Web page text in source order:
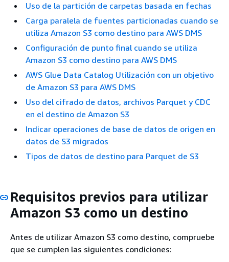
Uso de la partición de carpetas basada en fechas
Carga paralela de fuentes particionadas cuando se
utiliza Amazon S3 como destino para AWS DMS
Configuración de punto final cuando se utiliza
Amazon S3 como destino para AWS DMS
AWS Glue Data Catalog Utilización con un objetivo
de Amazon S3 para AWS DMS
Uso del cifrado de datos, archivos Parquet y CDC
en el destino de Amazon S3
Indicar operaciones de base de datos de origen en
datos de S3 migrados
Tipos de datos de destino para Parquet de S3
Requisitos previos para utilizar
Amazon S3 como un destino
Antes de utilizar Amazon S3 como destino, compruebe
que se cumplen las siguientes condiciones: